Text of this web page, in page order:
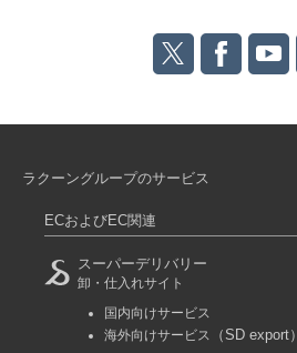
ラクーングループのサービス
ECおよびEC関連
スーパーデリバリー
卸・仕入れサイト
国内向けサービス
海外向けサービス
（SD export）